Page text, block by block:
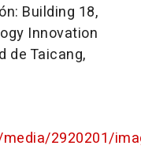
Building 18,
Innovation
de Taicang,
2920201/